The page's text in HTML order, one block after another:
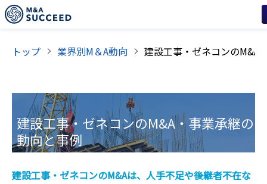
トップ 業界別M＆A動向
建設工事・ゼネコンのM&A・事業承継の
動向と事例
建設工事・ゼネコンのM&Aは、人手不足や後継者不在な